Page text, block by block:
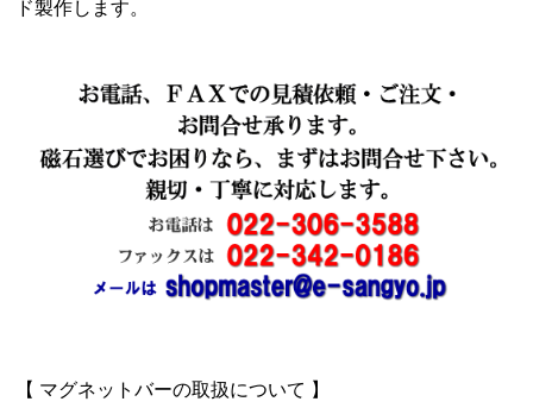
ド製作します。
【 マグネットバーの取扱について 】